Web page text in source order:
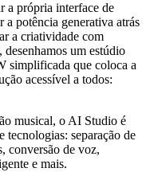
a própria interface de
a potência generativa atrás
a criatividade com
um estúdio
simplificada que coloca a
acessível a todos:
musical, o AI Studio é
tecnologias: separação de
conversão de voz,
e mais.